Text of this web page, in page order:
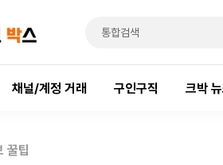
채널/계정 거래 구인구직 크박
꿀팁